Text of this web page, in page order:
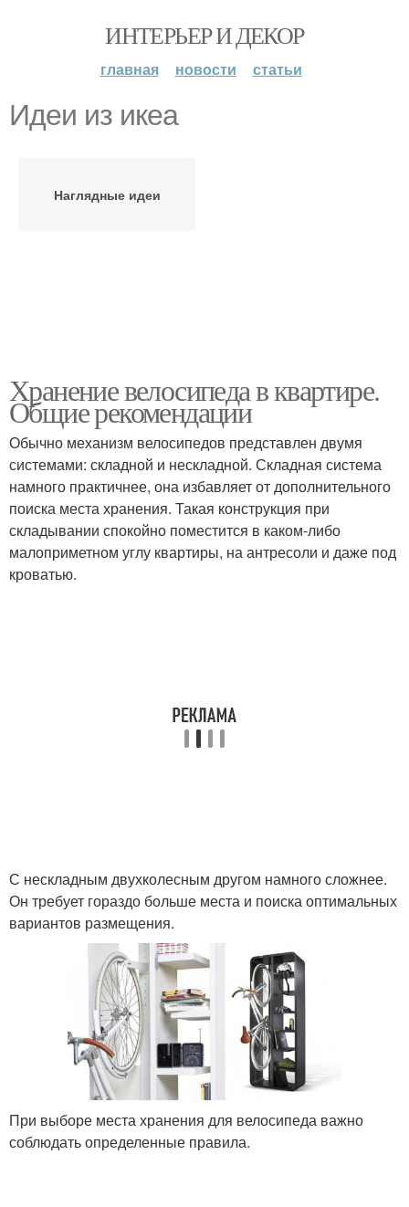
ИНТЕРЬЕР И ДЕКОР
главная новости статьи
Идеи из икеа
Наглядные идеи
Хранение велосипеда в квартире.
Общие рекомендации
Обычно механизм велосипедов представлен двумя
системами: складной и нескладной. Складная система
намного практичнее, она избавляет от дополнительного
поиска места хранения. Такая конструкция при
складывании спокойно поместится в каком-либо
малоприметном углу квартиры, на антресоли и даже под
кроватью.
С нескладным двухколесным другом намного сложнее.
Он требует гораздо больше места и поиска оптимальных
вариантов размещения.
При выборе места хранения для велосипеда важно
соблюдать определенные правила.